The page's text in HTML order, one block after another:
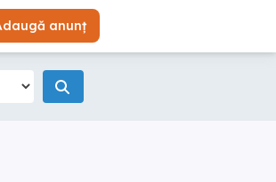
anunț